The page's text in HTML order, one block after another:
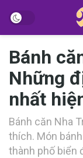
Bánh
Những
nhất
Bánh căn Nha
t‎‎hích. M‎‎ón
thành phố biển